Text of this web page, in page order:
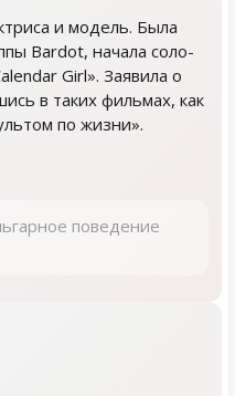
и модель. Была
Bardot, начала соло-
Girl». Заявила о
в таких фильмах, как
по жизни».
поведение